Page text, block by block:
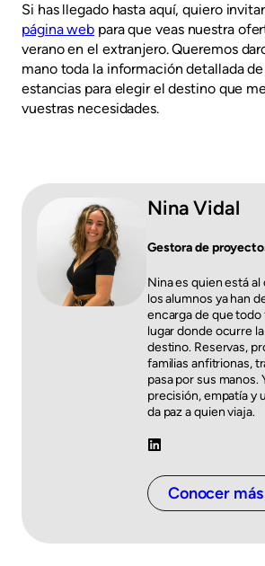
Si has llegado hasta aquí, quiero
página web para que veas nuestra
verano en el extranjero. Queremos
mano toda la información detallada
estancias para elegir el destino que
vuestras necesidades.
Nina Vidal
Gestora de
Nina es quien está
los alumnos ya han
encarga de que
lugar donde ocurre
destino. Reservas,
familias anfitrionas,
pasa por sus manos.
precisión, empatía y
da paz a quien viaja.
Conocer más